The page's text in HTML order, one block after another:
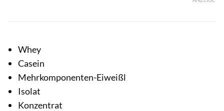
Whey
Casein
Mehrkomponenten-Eiweißl
Isolat
Konzentrat